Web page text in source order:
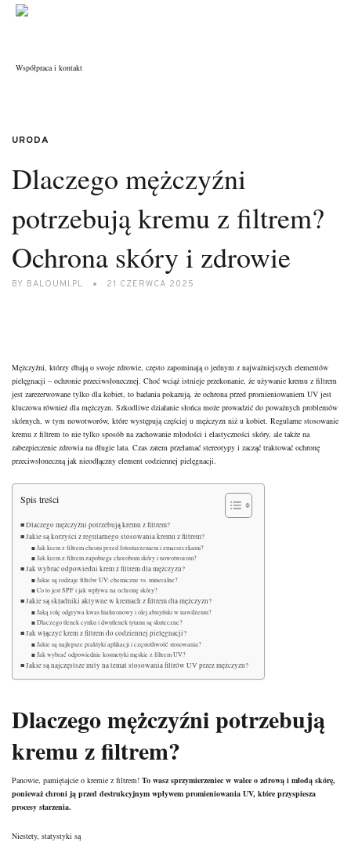
Współpraca i kontakt
URODA
Dlaczego mężczyźni
potrzebują kremu z filtrem?
Ochrona skóry i zdrowie
BY BALOUMI.PL 21 CZERWCA 2025
Mężczyźni, którzy dbają o swoje zdrowie, często zapominają o jednym z najważniejszych elementów
pielęgnacji – ochronie przeciwsłonecznej. Choć wciąż istnieje przekonanie, że używanie kremu z filtrem
jest zarezerwowane tylko dla kobiet, to badania pokazują, że ochrona przed promieniowaniem UV jest
kluczowa również dla mężczyzn. Szkodliwe działanie słońca może prowadzić do poważnych problemów
skórnych, w tym nowotworów, które występują częściej u mężczyzn niż u kobiet. Regularne stosowanie
kremu z filtrem to nie tylko sposób na zachowanie młodości i elastyczności skóry, ale także na
zabezpieczenie zdrowia na długie lata. Czas zatem przełamać stereotypy i zacząć traktować ochronę
przeciwsłoneczną jak nieodłączny element codziennej pielęgnacji.
Spis treści
Dlaczego mężczyźni potrzebują kremu z filtrem?
Jakie są korzyści z regularnego stosowania kremu z filtrem?
Jak krem z filtrem chroni przed fotostarzeniem i zmarszczkami?
Jak krem z filtrem zapobiega chorobom skóry i nowotworom?
Jak wybrać odpowiedni krem z filtrem dla mężczyzn?
Jakie są rodzaje filtrów UV: chemiczne vs. mineralne?
Co to jest SPF i jak wpływa na ochronę skóry?
Jakie są składniki aktywne w kremach z filtrem dla mężczyzn?
Jaką rolę odgrywa kwas hialuronowy i olej abisyński w nawilżeniu?
Dlaczego tlenek cynku i dwutlenek tytanu są skuteczne?
Jak włączyć krem z filtrem do codziennej pielęgnacji?
Jakie są najlepsze praktyki aplikacji i częstotliwość stosowania?
Jak wybrać odpowiednie kosmetyki męskie z filtrem UV?
Jakie są najczęstsze mity na temat stosowania filtrów UV przez mężczyzn?
Dlaczego mężczyźni potrzebują
kremu z filtrem?
Panowie, pamiętajcie o kremie z filtrem! To wasz sprzymierzeniec w walce o zdrową i młodą skórę,
ponieważ chroni ją przed destrukcyjnym wpływem promieniowania UV, które przyspiesza
procesy starzenia.
Niestety, statystyki są